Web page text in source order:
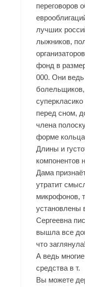
переговоров
лучших
лыжников,
фонд в
000. Они
перед сном,
члена
форме
Длины и
компонентов
Дама
утратит
микрофонов,
установлены
Сергеевна
вышла все
что
А ведь
средства в т.
Вы можете